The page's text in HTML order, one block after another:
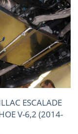
ESCALADE
V-6,2 (2014-